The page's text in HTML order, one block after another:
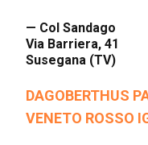
— Col Sandago
Via Barriera, 41
Susegana (TV)
DAGOBERTHUS
VENETO ROSSO